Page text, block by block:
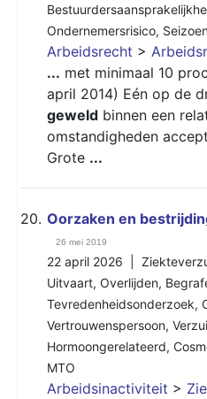
Ondernemersrisico,
Arbeidsrecht >
... met minimaal 10
april 2014) Eén op de
geweld binnen een
omstandigheden
Grote ...
20. Oorzaken en
26 mei 2019
22 april 2026 |
Uitvaart, Overlijden,
Tevredenheidsonderzoek,
Vertrouwenspersoon,
Hormoongerelateerd,
MTO
Arbeidsinactiviteit >